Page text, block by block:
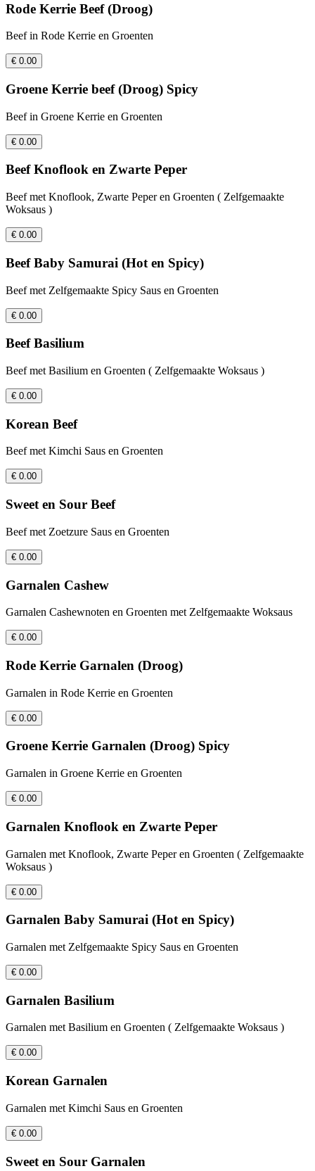
Rode Kerrie Beef (Droog)
Beef in Rode Kerrie en Groenten
€ 0.00
Groene Kerrie beef (Droog) Spicy
Beef in Groene Kerrie en Groenten
€ 0.00
Beef Knoflook en Zwarte Peper
Beef met Knoflook, Zwarte Peper en Groenten ( Zelfgemaakte
Woksaus )
€ 0.00
Beef Baby Samurai (Hot en Spicy)
Beef met Zelfgemaakte Spicy Saus en Groenten
€ 0.00
Beef Basilium
Beef met Basilium en Groenten ( Zelfgemaakte Woksaus )
€ 0.00
Korean Beef
Beef met Kimchi Saus en Groenten
€ 0.00
Sweet en Sour Beef
Beef met Zoetzure Saus en Groenten
€ 0.00
Garnalen Cashew
Garnalen Cashewnoten en Groenten met Zelfgemaakte Woksaus
€ 0.00
Rode Kerrie Garnalen (Droog)
Garnalen in Rode Kerrie en Groenten
€ 0.00
Groene Kerrie Garnalen (Droog) Spicy
Garnalen in Groene Kerrie en Groenten
€ 0.00
Garnalen Knoflook en Zwarte Peper
Garnalen met Knoflook, Zwarte Peper en Groenten ( Zelfgemaakte
Woksaus )
€ 0.00
Garnalen Baby Samurai (Hot en Spicy)
Garnalen met Zelfgemaakte Spicy Saus en Groenten
€ 0.00
Garnalen Basilium
Garnalen met Basilium en Groenten ( Zelfgemaakte Woksaus )
€ 0.00
Korean Garnalen
Garnalen met Kimchi Saus en Groenten
€ 0.00
Sweet en Sour Garnalen